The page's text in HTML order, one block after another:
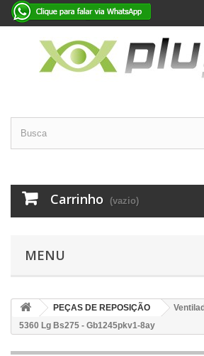
Carrinho (vazio)
MENU
PEÇAS DE REPOSIÇÃO
5360 Lg Bs275 - Gb1245pkv1-8ay